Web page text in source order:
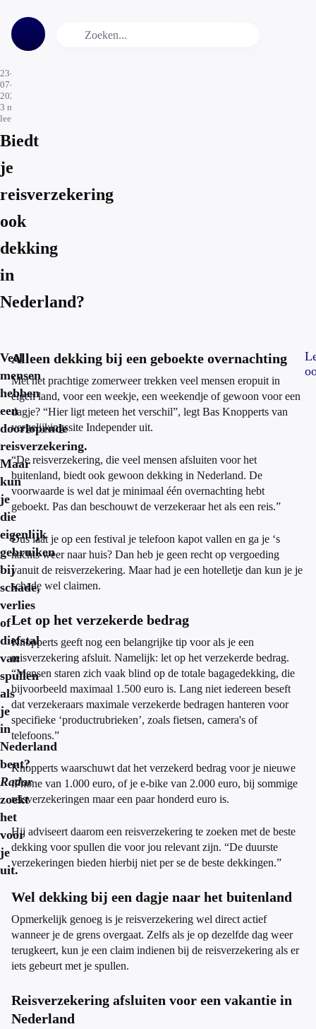
23-
07-
2023
3 min.
leestijd
Biedt
je
reisverzekering
ook
dekking
in
Nederland?
Veel
mensen
hebben
een
doorlopende
reisverzekering.
Maar
kun
je
die
eigenlijk
gebruiken
bij
schade,
verlies
of
diefstal
van
spullen
als
je
in
Nederland
bent?
Radar
zoekt
het
voor
je
uit.
Alleen dekking bij een geboekte overnachting
Met het prachtige zomerweer trekken veel mensen eropuit in
eigen land, voor een weekje, een weekendje of gewoon voor een
dagje? “Hier ligt meteen het verschil”, legt Bas Knopperts van
vergelijkingssite Independer uit.
“De reisverzekering, die veel mensen afsluiten voor het
buitenland, biedt ook gewoon dekking in Nederland. De
voorwaarde is wel dat je minimaal één overnachting hebt
geboekt. Pas dan beschouwt de verzekeraar het als een reis.”
Dus laat je op een festival je telefoon kapot vallen en ga je ‘s
nachts weer naar huis? Dan heb je geen recht op vergoeding
vanuit de reisverzekering. Maar had je een hotelletje dan kun je je
schade wel claimen.
Let op het verzekerde bedrag
Knopperts geeft nog een belangrijke tip voor als je een
reisverzekering afsluit. Namelijk: let op het verzekerde bedrag.
“Mensen staren zich vaak blind op de totale bagagedekking, die
bijvoorbeeld maximaal 1.500 euro is. Lang niet iedereen beseft
dat verzekeraars maximale verzekerde bedragen hanteren voor
specifieke ‘productrubrieken’, zoals fietsen, camera's of
telefoons.”
Knopperts waarschuwt dat het verzekerd bedrag voor je nieuwe
iPhone van 1.000 euro, of je e-bike van 2.000 euro, bij sommige
reisverzekeringen maar een paar honderd euro is.
Hij adviseert daarom een reisverzekering te zoeken met de beste
dekking voor spullen die voor jou relevant zijn. “De duurste
verzekeringen bieden hierbij niet per se de beste dekkingen.”
Wel dekking bij een dagje naar het buitenland
Opmerkelijk genoeg is je reisverzekering wel direct actief
wanneer je de grens overgaat. Zelfs als je op dezelfde dag weer
terugkeert, kun je een claim indienen bij de reisverzekering als er
iets gebeurt met je spullen.
Reisverzekering afsluiten voor een vakantie in
Nederland